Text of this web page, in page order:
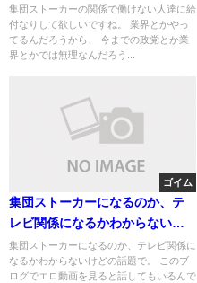
すね
集団ストーカーの関係で働けない人達に給
付なりして欲しいですね。 業界とかやっ
てるんだろうから、 今までの政党とか業
界とかでは無理なんだろう...
ゴイム
集団ストーカーになるのか、テ
レビ関係になるかわからないけ
どの話題
集団ストーカーになるのか、テレビ関係に
なるかわからないけどの話題で。 このブ
ログでエロ動画を見ると話してもいるんで